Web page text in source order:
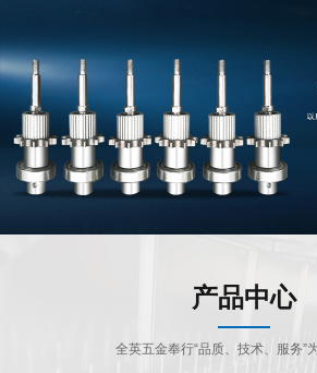
产品中心
全英五金奉行“品质、技术、服务”